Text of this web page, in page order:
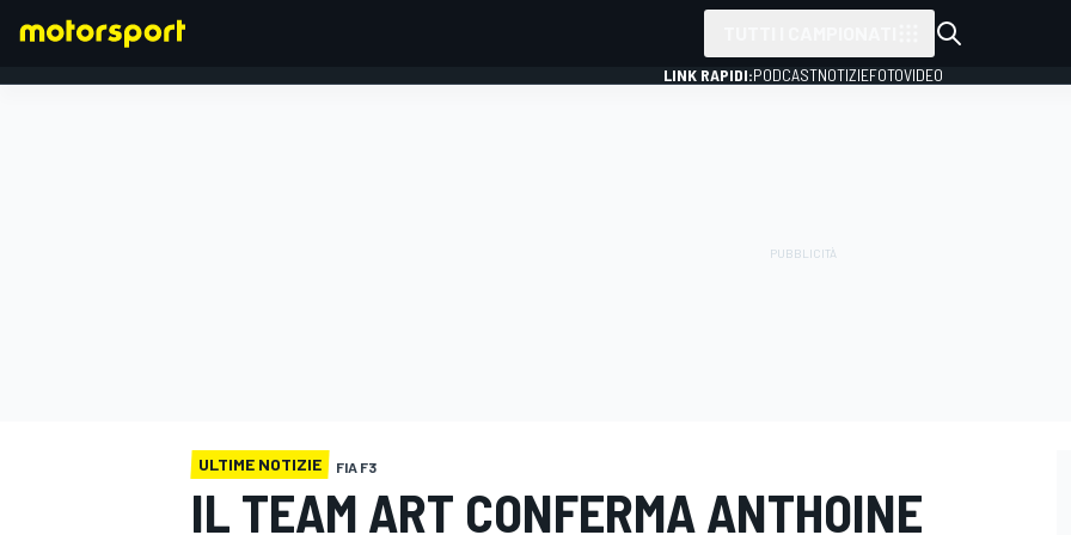
LINK RAPIDI:PODCASTNOTIZIEFOTOVIDEO
ULTIME NOTIZIE FIA F3
IL TEAM ART CONFERMA ANTHOINE